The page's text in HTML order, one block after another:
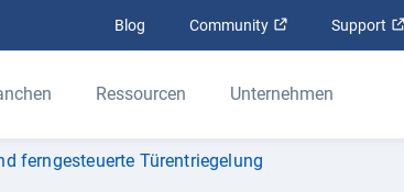
Blog Community In neuemSupport
Ressourcen Unternehmen
ferngesteuerte Türentriegelung